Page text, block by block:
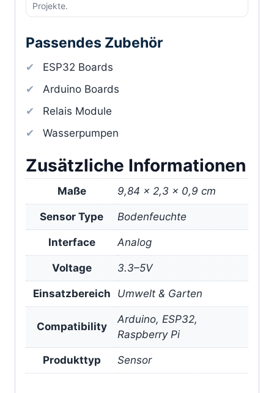
Projekte.
Passendes Zubehör
ESP32 Boards
Arduino Boards
Relais Module
Wasserpumpen
Zusätzliche Informationen
Maße 9,84 × 2,3 × 0,9 cm
Sensor Type Bodenfeuchte
Interface Analog
Voltage 3.3–5V
Einsatzbereich Umwelt & Garten
Compatibility
Arduino, ESP32,
Raspberry Pi
Produkttyp Sensor